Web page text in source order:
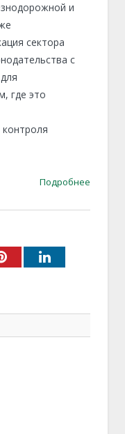
и
сектора
с
где это
Подробнее
PinterestLinkedIn